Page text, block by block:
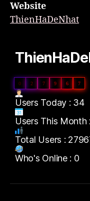
Website
ThienHaDeNhat
0 2 7 9 6 7
Users Today : 34
Users This Month
Total Users :
Who's Online : 0